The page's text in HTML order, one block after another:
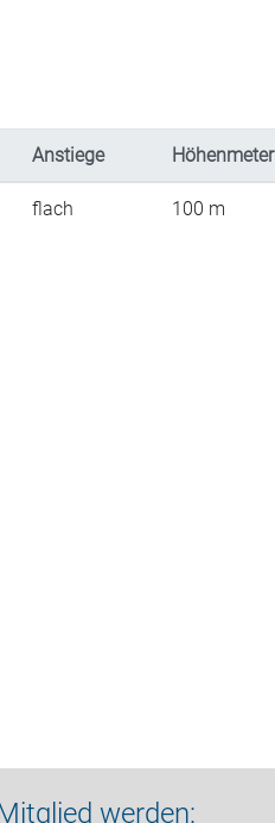
Anstiege Höhenmeter
flach 100 m
werden: